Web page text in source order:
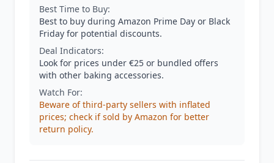
Best Time to Buy:
Best to buy during Amazon Prime Day or Black
Friday for potential discounts.
Deal Indicators:
Look for prices under €25 or bundled offers
with other baking accessories.
Watch For:
Beware of third-party sellers with inflated
prices; check if sold by Amazon for better
return policy.